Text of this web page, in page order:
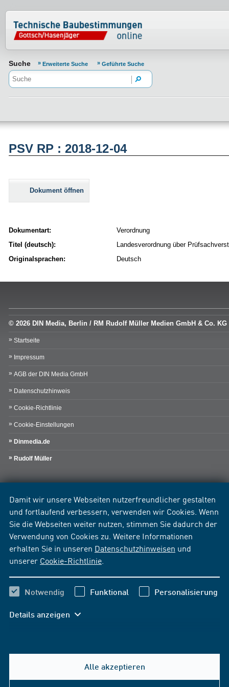
Damit wir unsere Webseiten nutzerfreundlicher gestalten
und fortlaufend verbessern, verwenden wir Cookies. Wenn
Sie die Webseiten weiter nutzen, stimmen Sie dadurch der
Verwendung von Cookies zu. Weitere Informationen
erhalten Sie in unseren Datenschutzhinweisen und
unserer Cookie-Richtlinie
Notwendig Funktional Personalisierung
Details anzeigen
Alle akzeptieren
Normenportal Barrierefreiheit
Suche Erweiterte Suche Geführte Suche
PSV RP : 2018-12-04
Dokument öffnen
Dokumentart:
Verordnung
Titel (deutsch):
Landesverordnung über
Originalsprachen:
Deutsch
© 2026 DIN Media, Berlin / RM Rudolf Müller Medien GmbH & Co. KG
Startseite
Impressum
AGB der DIN Media GmbH
Datenschutzhinweis
Cookie-Richtlinie
Cookie-Einstellungen
Dinmedia.de
Rudolf Müller
Hilfe & Kontakt